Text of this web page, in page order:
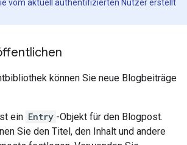
vom aktuell authentifizierten Nutzer erstellt
können Sie neue Blogbeiträge
ein Entry -Objekt für den Blogpost.
Sie den Titel, den Inhalt und andere